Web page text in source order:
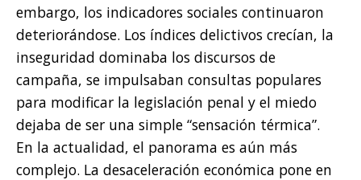
embargo, los indicadores sociales continuaron
deteriorándose. Los índices delictivos crecían, la
inseguridad dominaba los discursos de
campaña, se impulsaban consultas populares
para modificar la legislación penal y el miedo
dejaba de ser una simple “sensación térmica”.
En la actualidad, el panorama es aún más
complejo. La desaceleración económica pone en